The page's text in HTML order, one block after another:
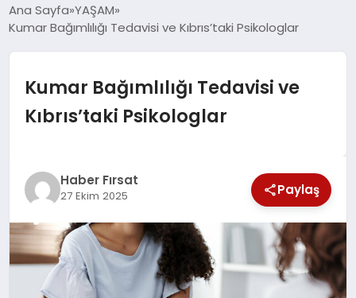
YAŞAM
TEKNOLOJİ
EKONOMİ
MAGAZİN
EĞİTİM
Ana Sayfa YAŞAM
Kumar Bağımlılığı Tedavisi ve Kıbrıs’taki Psikologlar
Kumar Bağımlılığı Tedavisi ve
Kıbrıs’taki Psikologlar
Haber Fırsat
27 Ekim 2025 Paylaş